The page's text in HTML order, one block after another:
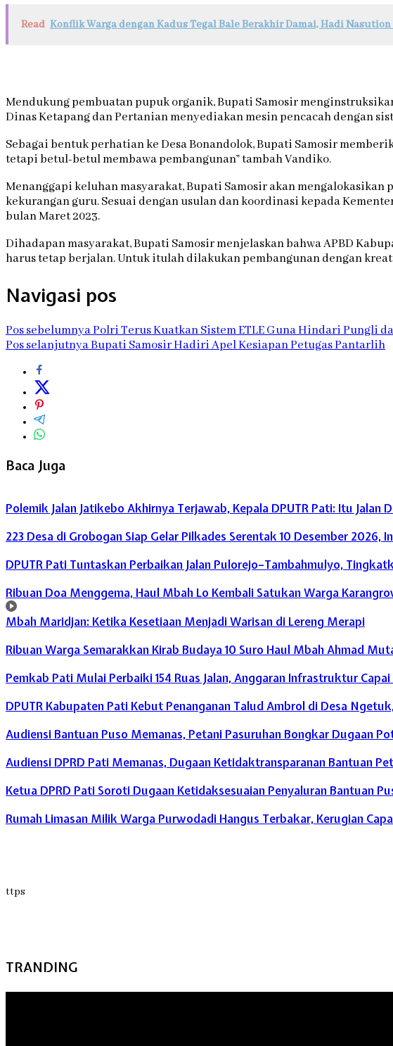
Read Konflik Warga dengan Kadus Tegal Bale Berakhir Damai, Hadi
Mendukung pembuatan pupuk organik, Bupati Samosir
Dinas Ketapang dan Pertanian menyediakan mesin pencacah dengan
Sebagai bentuk perhatian ke Desa Bonandolok, Bupati Samosir
tetapi betul-betul membawa pembangunan” tambah Vandiko.
Menanggapi keluhan masyarakat, Bupati Samosir akan
kekurangan guru. Sesuai dengan usulan dan koordinasi kepada
bulan Maret 2023.
Dihadapan masyarakat, Bupati Samosir menjelaskan bahwa APBD
harus tetap berjalan. Untuk itulah dilakukan pembangunan dengan
Navigasi pos
Pos sebelumnyaPolri Terus Kuatkan Sistem ETLE Guna Hindari Pungli
Pos selanjutnyaBupati Samosir Hadiri Apel Kesiapan Petugas Pantarlih
Baca Juga
Polemik Jalan Jatikebo Akhirnya Terjawab, Kepala DPUTR Pati: Itu Jalan
223 Desa di Grobogan Siap Gelar Pilkades Serentak 10 Desember 2026,
DPUTR Pati Tuntaskan Perbaikan Jalan Pulorejo–Tambahmulyo,
Ribuan Doa Menggema, Haul Mbah Lo Kembali Satukan Warga
Mbah Maridjan: Ketika Kesetiaan Menjadi Warisan di Lereng Merapi
Ribuan Warga Semarakkan Kirab Budaya 10 Suro Haul Mbah Ahmad
Pemkab Pati Mulai Perbaiki 154 Ruas Jalan, Anggaran Infrastruktur
DPUTR Kabupaten Pati Kebut Penanganan Talud Ambrol di Desa
Audiensi Bantuan Puso Memanas, Petani Pasuruhan Bongkar Dugaan
Audiensi DPRD Pati Memanas, Dugaan Ketidaktransparanan Bantuan
Ketua DPRD Pati Soroti Dugaan Ketidaksesuaian Penyaluran Bantuan
Rumah Limasan Milik Warga Purwodadi Hangus Terbakar, Kerugian
ttps
TRANDING